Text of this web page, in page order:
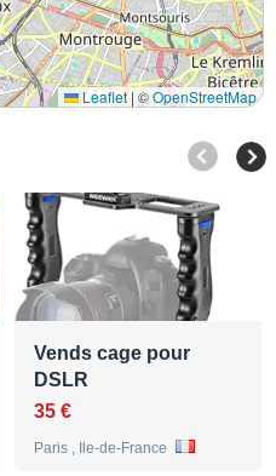
Leaflet | ©OpenStreetMap
Vends cage pour
DSLR
35 €
Paris , Ile-de-France